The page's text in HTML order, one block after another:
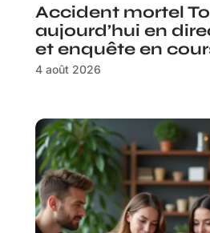
Accident mortel
aujourd’hui en
et enquête en
4 août 2026